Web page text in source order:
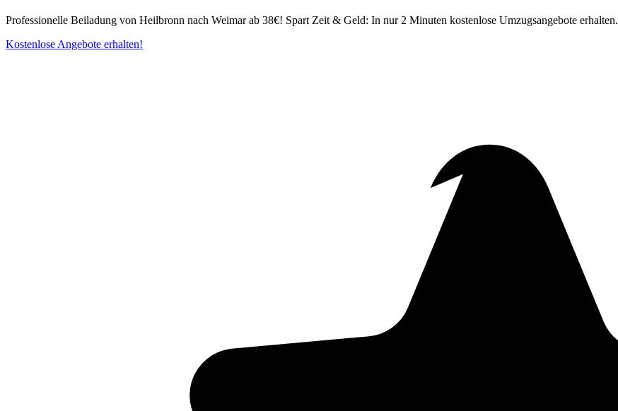
Professionelle Beiladung von Heilbronn nach Weimar ab 38€! Spart Zeit & Geld: In nur 2 Minuten kostenlose Umzugsangebote erhalten.
Kostenlose Angebote erhalten!